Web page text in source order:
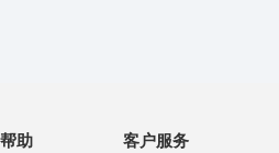
帮助 客户服务